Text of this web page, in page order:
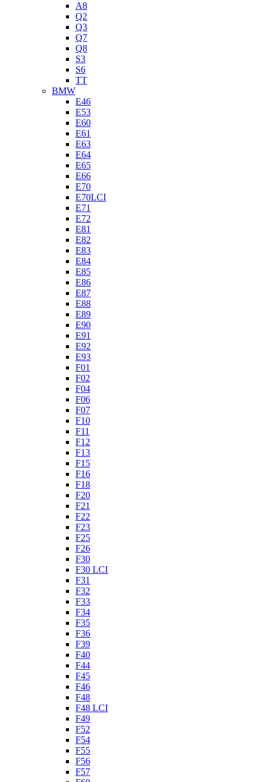
A8
Q2
Q3
Q7
Q8
S3
S6
TT
BMW
E46
E53
E60
E61
E63
E64
E65
E66
E70
E70LCI
E71
E72
E81
E82
E83
E84
E85
E86
E87
E88
E89
E90
E91
E92
E93
F01
F02
F04
F06
F07
F10
F11
F12
F13
F15
F16
F18
F20
F21
F22
F23
F25
F26
F30
F30 LCI
F31
F32
F33
F34
F35
F36
F39
F40
F44
F45
F46
F48
F48 LCI
F49
F52
F54
F55
F56
F57